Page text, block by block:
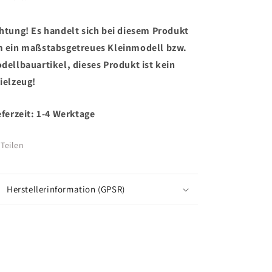
Es handelt sich bei diesem Produkt
ein maßstabsgetreues Kleinmodell bzw.
dieses Produkt ist kein
1-4 Werktage
Teilen
Herstellerinformation (GPSR)